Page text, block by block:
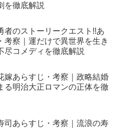
を徹底解説
者のストーリークエスト!!あ
考察｜運だけで異世界を生き
尽コメディを徹底解説
嫁あらすじ・考察｜政略結婚
る明治大正ロマンの正体を徹
司あらすじ・考察｜流浪の寿